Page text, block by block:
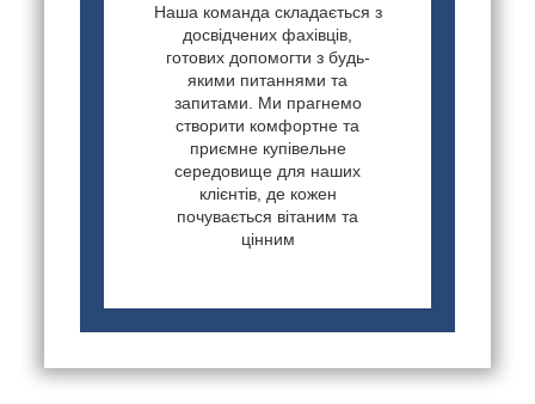
Наша команда складається з
досвідчених фахівців,
готових допомогти з будь-
якими питаннями та
запитами. Ми прагнемо
створити комфортне та
приємне купівельне
середовище для наших
клієнтів, де кожен
почувається вітаним та
цінним